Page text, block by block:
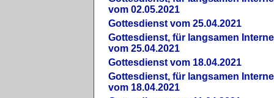
vom 02.05.2021
Gottesdienst vom 25.04.2021
Gottesdienst, für langsamen
vom 25.04.2021
Gottesdienst vom 18.04.2021
Gottesdienst, für langsamen
vom 18.04.2021